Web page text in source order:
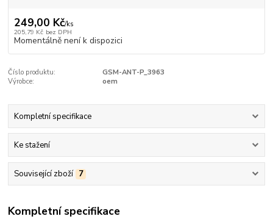
249,00 Kč/ks
205,79 Kč bez DPH
Momentálně není k dispozici
Číslo produktu:
GSM-ANT-P_3963
Výrobce:
oem
Kompletní specifikace
Ke stažení
Související zboží 7
Kompletní specifikace